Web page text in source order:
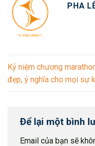
PHA
Kỷ niệm chương
đẹp, ý nghĩa cho mọi sự
Để lại một bình
Email của bạn sẽ